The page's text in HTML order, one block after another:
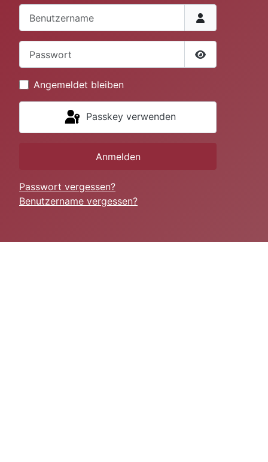
Passwort
Angemeldet bleiben
Passkey verwenden
Anmelden
Passwort vergessen?
Benutzername vergessen?